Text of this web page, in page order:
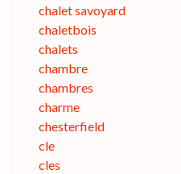
chalet savoyard
chaletbois
chalets
chambre
chambres
charme
chesterfield
cle
cles